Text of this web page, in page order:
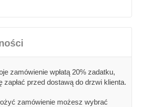
zamówienie wpłatą 20% zadatku,
zapłać przed dostawą do drzwi klienta.
zamówienie możesz wybrać